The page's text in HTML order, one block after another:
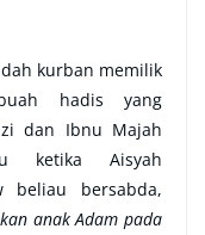
kurban memilik
hadis yang
dan Ibnu Majah
ketika Aisyah
beliau bersabda,
anak Adam pada